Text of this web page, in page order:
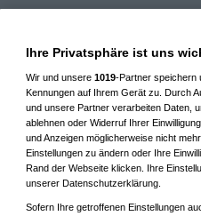
Ihre Privatsphäre ist uns
Wir und unsere 1019-Partner speichern
Kennungen auf Ihrem Gerät zu. Durch
und unsere Partner verarbeiten Daten,
ablehnen oder Widerruf Ihrer
und Anzeigen möglicherweise nicht
Einstellungen zu ändern oder Ihre
Rand der Webseite klicken. Ihre
unserer Datenschutzerklärung.
Sofern Ihre getroffenen Einstellungen